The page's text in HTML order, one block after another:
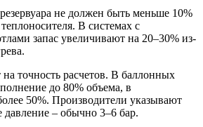
не должен быть меньше 10%
В системах с
запас увеличивают на 20–30% из-
точность расчетов. В баллонных
до 80% объема, в
50%. Производители указывают
давление – обычно 3–6 бар.